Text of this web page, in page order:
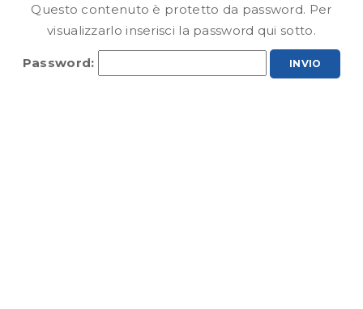
Questo contenuto è protetto da password. Per
visualizzarlo inserisci la password qui sotto.
Password: